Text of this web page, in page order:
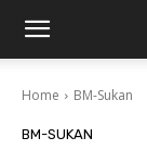
Home BM-Sukan
BM-SUKAN